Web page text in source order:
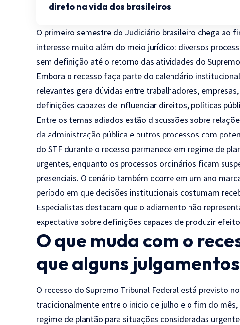
direto na vida dos brasileiros
O primeiro semestre do Judiciário brasileiro chega ao
interesse muito além do meio jurídico: diversos
sem definição até o retorno das atividades do
Embora o recesso faça parte do calendário
relevantes gera dúvidas entre trabalhadores,
definições capazes de influenciar direitos, políticas
Entre os temas adiados estão discussões sobre
da administração pública e outros processos com
do STF durante o recesso permanece em regime de
urgentes, enquanto os processos ordinários ficam
presenciais. O cenário também ocorre em um ano
período em que decisões institucionais costumam
Especialistas destacam que o adiamento não
expectativa sobre definições capazes de produzir
O que muda com o
que alguns
O recesso do Supremo Tribunal Federal está previsto
tradicionalmente entre o início de julho e o fim do
regime de plantão para situações consideradas